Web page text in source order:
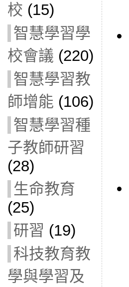
校 (15)
智慧學習學
校會議 (220)
智慧學習教
師增能 (106)
智慧學習種
子教師研習
(28)
生命教育
(25)
研習 (19)
科技教育教
學與學習及